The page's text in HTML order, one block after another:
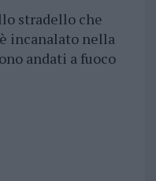
stradello che
incanalato nella
andati a fuoco